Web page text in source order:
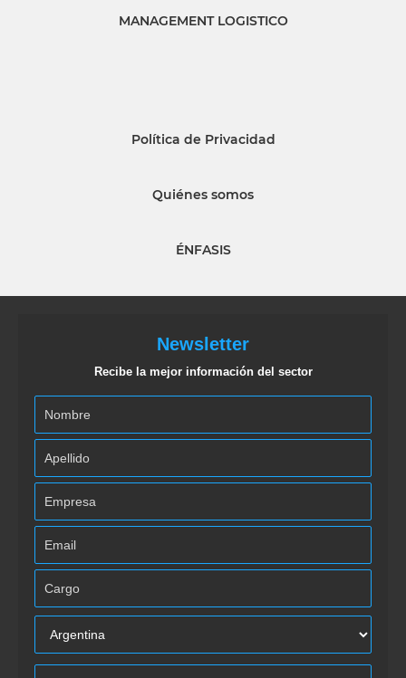
MANAGEMENT LOGISTICO
Política de Privacidad
Quiénes somos
ÉNFASIS
Newsletter
Recibe la mejor información del sector